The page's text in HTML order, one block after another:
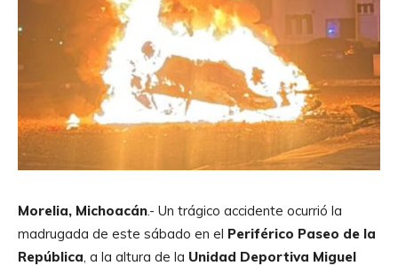
Morelia, Michoacán.- Un trágico accidente ocurrió la
madrugada de este sábado en el Periférico Paseo de la
República, a la altura de la Unidad Deportiva Miguel